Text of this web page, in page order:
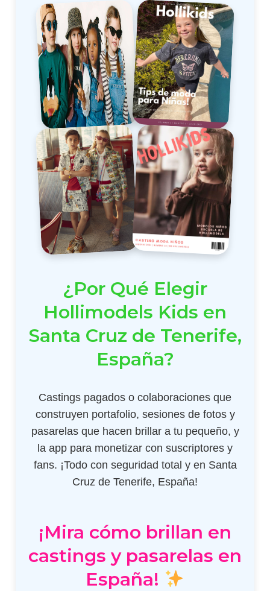
¿Por Qué Elegir
Hollimodels Kids en
Santa Cruz de Tenerife,
España?
Castings pagados o colaboraciones que
construyen portafolio, sesiones de fotos y
pasarelas que hacen brillar a tu pequeño, y
la app para monetizar con suscriptores y
fans. ¡Todo con seguridad total y en Santa
Cruz de Tenerife, España!
¡Mira cómo brillan en
castings y pasarelas en
España!